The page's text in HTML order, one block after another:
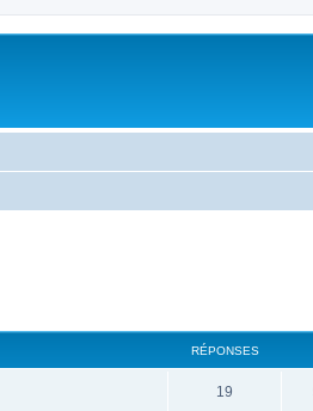
RÉPONSES
19